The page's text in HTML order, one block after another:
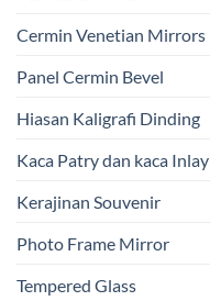
Cermin Venetian Mirrors
Panel Cermin Bevel
Hiasan Kaligrafi Dinding
Kaca Patry dan kaca Inlay
Kerajinan Souvenir
Photo Frame Mirror
Tempered Glass